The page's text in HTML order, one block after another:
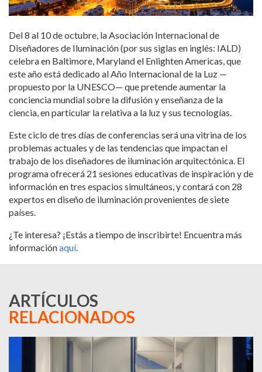
Del 8 al 10 de octubre, la Asociación Internacional de
Diseñadores de Iluminación (por sus siglas en inglés: IALD)
celebra en Baltimore, Maryland el Enlighten Americas, que
este año está dedicado al Año Internacional de la Luz —
propuesto por la UNESCO— que pretende aumentar la
conciencia mundial sobre la difusión y enseñanza de la
ciencia, en particular la relativa a la luz y sus tecnologías.
Este ciclo de tres días de conferencias será una vitrina de los
problemas actuales y de las tendencias que impactan el
trabajo de los diseñadores de iluminación arquitectónica. El
programa ofrecerá 21 sesiones educativas de inspiración y de
información en tres espacios simultáneos, y contará con 28
expertos en diseño de iluminación provenientes de siete
países.
¿Te interesa? ¡Estás a tiempo de inscribirte! Encuentra más
informaciónaquí.
ARTÍCULOS
RELACIONADOS